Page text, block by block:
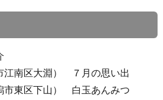
江南区大淵） ７月の思い出
市東区下山） 白玉あんみつ